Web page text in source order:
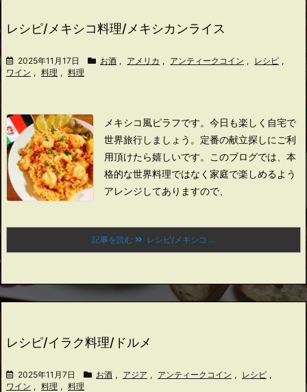
レシピ/メキシコ料理/メキシカンライス
2025年11月17日 お酒 , アメリカ , アンティークコイン , レシピ ,
ワイン , 料理 , 料理
メキシコ風ピラフです。 今日も楽しく自宅で
世界旅行しましょう。 定番の献立探しにご利
用頂けたら嬉しいです。
このブログでは、本
格的な世界料理ではなく家庭で楽しめるよう
アレンジしてありますので、
記事を読む レシピ/メキシコ ...
レシピ/イラク料理/ドルメ
2025年11月7日 お酒 , アジア , アンティークコイン , レシピ ,
ワイン , 料理 , 料理